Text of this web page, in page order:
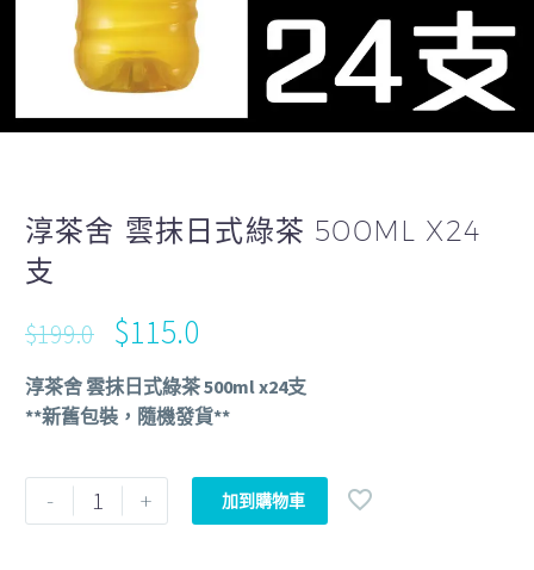
淳茶舍 雲抹日式綠茶 500ML X24
支
$199.0 $115.0
淳茶舍 雲抹日式綠茶 500ml x24支
**新舊包裝，隨機發貨**
- + 加到購物車